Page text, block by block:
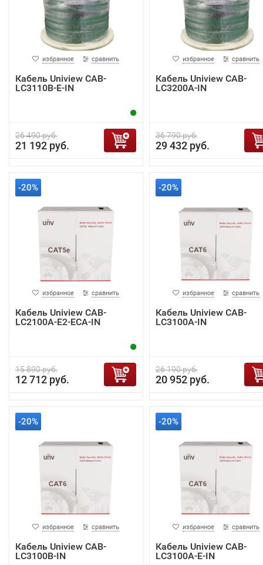
избранное сравнить
Кабель Uniview CAB-
LC3110B-E-IN
26 490 руб.
21 192 руб.
избранное сравнить
Кабель Uniview CAB-
LC3200A-IN
36 790 руб.
29 432 руб.
-20%
избранное сравнить
Кабель Uniview CAB-
LC2100A-E2-ECA-IN
15 890 руб.
12 712 руб.
-20%
избранное сравнить
Кабель Uniview CAB-
LC3100A-IN
26 190 руб.
20 952 руб.
-20%
избранное сравнить
Кабель Uniview CAB-
LC3100B-IN
-20%
избранное сравнить
Кабель Uniview CAB-
LC3100A-E-IN